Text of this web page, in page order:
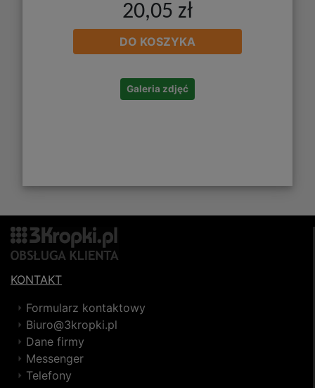
20,05 zł
DO KOSZYKA
Galeria zdjęć
KONTAKT
Formularz kontaktowy
Biuro@3kropki.pl
Dane firmy
Messenger
Telefony